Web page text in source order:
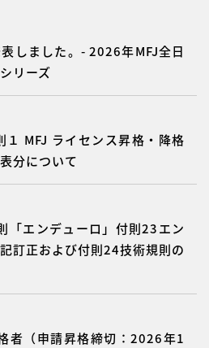
しました。- 2026年MFJ全日
リーズ
１ MFJ ライセンス昇格・降格
分について
「エンデューロ」付則23エン
訂正および付則24技術規則の
者（申請昇格締切：2026年1